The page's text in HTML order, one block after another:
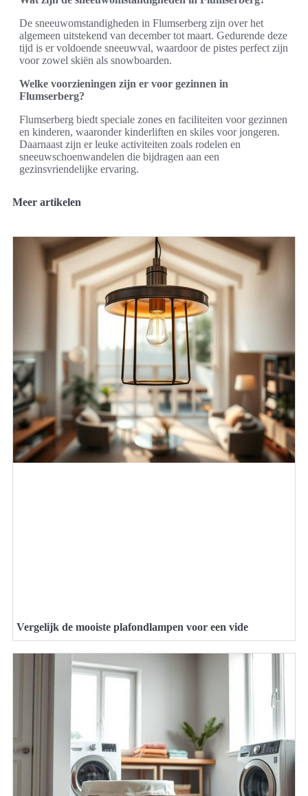
De sneeuwomstandigheden in Flumserberg zijn over het
algemeen uitstekend van december tot maart. Gedurende deze
tijd is er voldoende sneeuwval, waardoor de pistes perfect zijn
voor zowel skiën als snowboarden.
Welke voorzieningen zijn er voor gezinnen in
Flumserberg?
Flumserberg biedt speciale zones en faciliteiten voor gezinnen
en kinderen, waaronder kinderliften en skiles voor jongeren.
Daarnaast zijn er leuke activiteiten zoals rodelen en
sneeuwschoenwandelen die bijdragen aan een
gezinsvriendelijke ervaring.
Meer artikelen
Vergelijk de mooiste plafondlampen voor een vide